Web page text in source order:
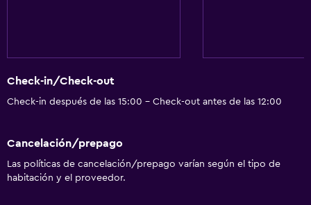
Servicios básicos
Aire acondicionado
Check-in/Check-out
Check-in después de las 15:00 - Check-out antes de las 12:00
Cancelación/prepago
Las políticas de cancelación/prepago varían según el tipo de
habitación y el proveedor.